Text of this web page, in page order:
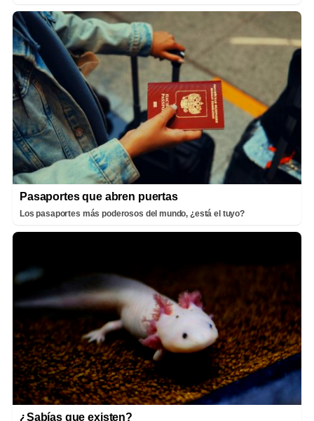
Pasaportes que abren puertas
Los pasaportes más poderosos del mundo, ¿está el tuyo?
¿Sabías que existen?